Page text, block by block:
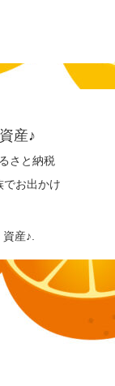
産♪
さと納税
でお出かけ
産♪.